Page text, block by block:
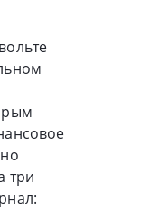
три